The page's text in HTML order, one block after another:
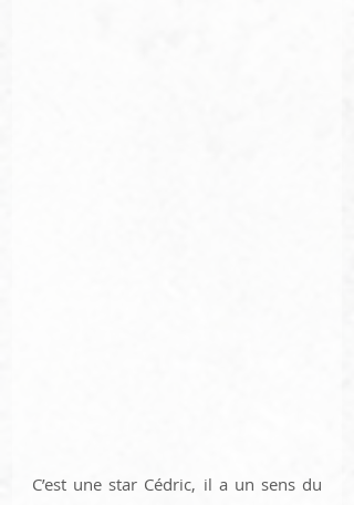
C’est une star Cédric, il a un sens du